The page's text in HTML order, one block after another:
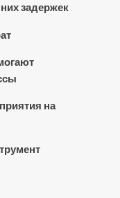
задержек
на